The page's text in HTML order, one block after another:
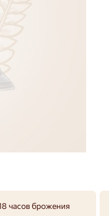
часов брожения